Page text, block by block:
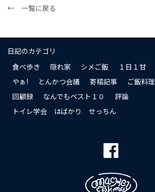
← 一覧に戻る
日記のカテゴリ
食べ歩き
隠れ家 シメご飯 １日１甘
やぁ!
とんかつ会議 寄稿記事 ご飯料理
回顧録
なんでもベスト１０
評論
トイレ学会 はばかり せっちん